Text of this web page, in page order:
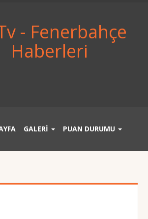
- Fenerbahçe
Haberleri
GALERİ PUAN DURUMU